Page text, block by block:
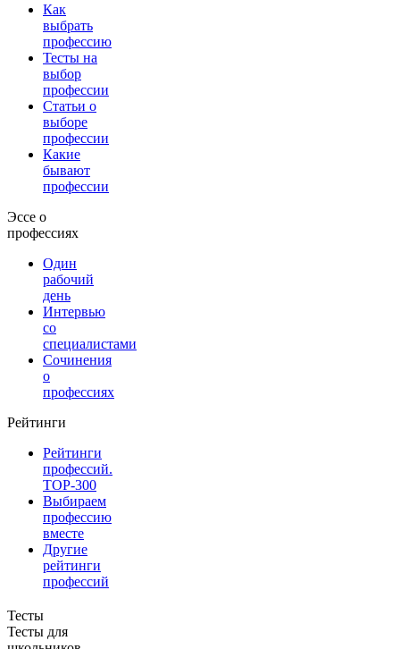
Как
выбрать
профессию
Тесты на
выбор
профессии
Статьи о
выборе
профессии
Какие
бывают
профессии
Эссе о
профессиях
Один
рабочий
день
Интервью
со
специалистами
Сочинения
о
профессиях
Рейтинги
Рейтинги
профессий.
TOP-300
Выбираем
профессию
вместе
Другие
рейтинги
профессий
Тесты
Тесты для